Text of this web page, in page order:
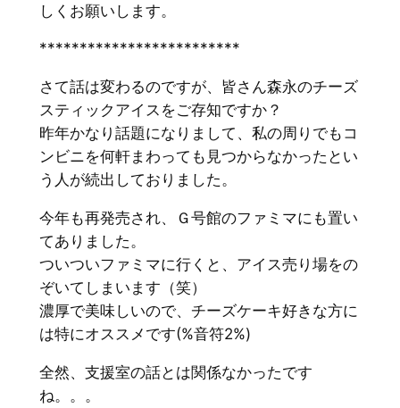
しくお願いします。
*************************
さて話は変わるのですが、皆さん森永のチーズ
スティックアイスをご存知ですか？
昨年かなり話題になりまして、私の周りでもコ
ンビニを何軒まわっても見つからなかったとい
う人が続出しておりました。
今年も再発売され、Ｇ号館のファミマにも置い
てありました。
ついついファミマに行くと、アイス売り場をの
ぞいてしまいます（笑）
濃厚で美味しいので、チーズケーキ好きな方に
は特にオススメです(%音符2%)
全然、支援室の話とは関係なかったです
ね。。。